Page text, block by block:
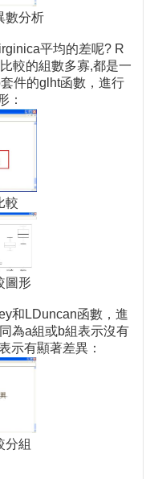
數分析
平均的差呢? R
較的組數多寡,都是一
件的glht函數，進行
：
較
圖形
和LDuncan函數，進
為a組或b組表示沒有
示有顯著差異：
分組